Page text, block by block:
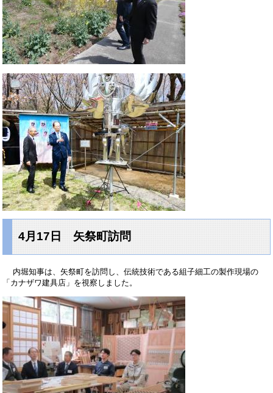
4月17日 矢祭町訪問
内堀知事は、矢祭町を訪問し、伝統技術である組子細工の製作現場の
「カナザワ建具店」を視察しました。